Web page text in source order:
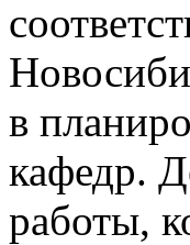
в
кафедр.
работы,